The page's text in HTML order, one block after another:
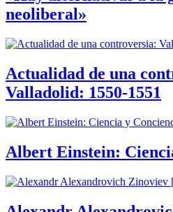
neoliberal»
Actualidad de una
Valladolid: 1550-1551
Albert Einstein: